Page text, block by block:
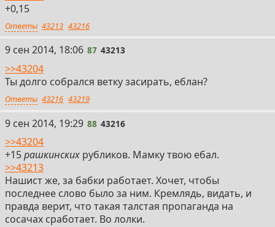
+0,15
Ответы 43213 43216
87
9 сен 2014, 18:06 87 43213
>>43204
Ты долго собрался ветку засирать, еблан?
Ответы 43216 43219
88
9 сен 2014, 19:29 88 43216
>>43204
+15рашкинских рубликов. Мамку твою ебал.
>>43213
Нашист же, за бабки работает. Хочет, чтобы
последнее слово было за ним. Кремлядь, видать, и
правда верит, что такая талстая пропаганда на
сосачах сработает. Во лолки.